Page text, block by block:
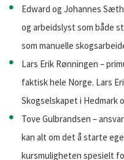
Edward og Johannes
og arbeidslyst som både
som manuelle
Lars Erik Rønningen –
faktisk hele Norge. Lars
Skogselskapet i Hedmark
Tove Gulbrandsen –
kan alt om det å starte
kursmuligheten spesielt